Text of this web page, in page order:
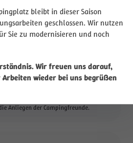
Michael Graf
& Geschäftsleitung
Graf dafür, dass alles rund läuft. Ob
Anliegen der Campingfreunde.
bleibt in dieser Saison
geschlossen. Wir nutzen
Sie zu modernisieren und noch
Wir freuen uns darauf,
Arbeiten wieder bei uns begrüßen